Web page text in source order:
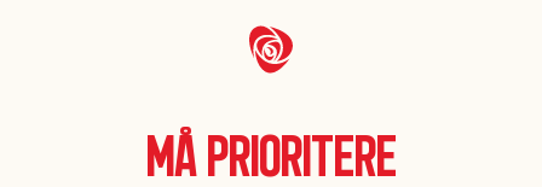
Må prioritere